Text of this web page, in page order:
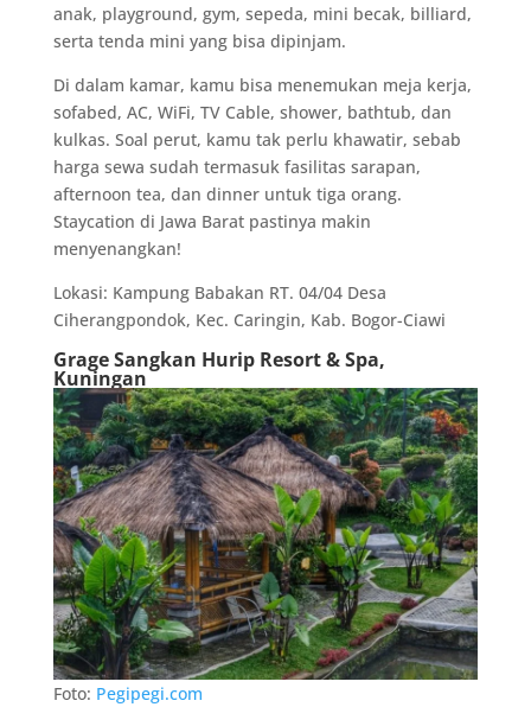
anak, playground, gym, sepeda, mini becak, billiard,
serta tenda mini yang bisa dipinjam.
Di dalam kamar, kamu bisa menemukan meja kerja,
sofabed, AC, WiFi, TV Cable, shower, bathtub, dan
kulkas. Soal perut, kamu tak perlu khawatir, sebab
harga sewa sudah termasuk fasilitas sarapan,
afternoon tea, dan dinner untuk tiga orang.
Staycation di Jawa Barat pastinya makin
menyenangkan!
Lokasi: Kampung Babakan RT. 04/04 Desa
Ciherangpondok, Kec. Caringin, Kab. Bogor-Ciawi
Grage Sangkan Hurip Resort & Spa,
Kuningan
Foto: Pegipegi.com